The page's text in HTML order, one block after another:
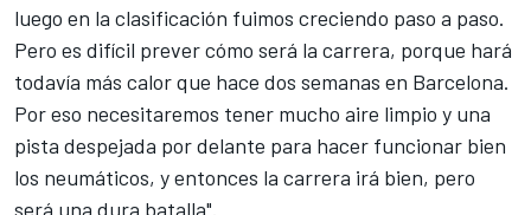
luego en la clasificación fuimos creciendo paso a paso.
Pero es difícil prever cómo será la carrera, porque hará
todavía más calor que hace dos semanas en Barcelona.
Por eso necesitaremos tener mucho aire limpio y una
pista despejada por delante para hacer funcionar bien
los neumáticos, y entonces la carrera irá bien, pero
será una dura batalla".